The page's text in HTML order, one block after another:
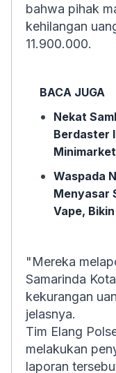
bahwa pihak
kehilangan
11.900.000.
BACA JUGA
Nekat
Berdaster
Waspada
Menyasar
Vape,
"Mereka
Samarinda
kekurangan
jelasnya.
Tim Elang
melakukan
laporan